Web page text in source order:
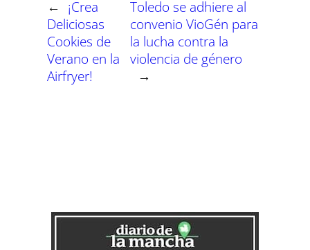
← ¡Crea
Deliciosas
Cookies de
Verano en la
Airfryer!
Toledo se adhiere al
convenio VioGén para
la lucha contra la
violencia de género
→